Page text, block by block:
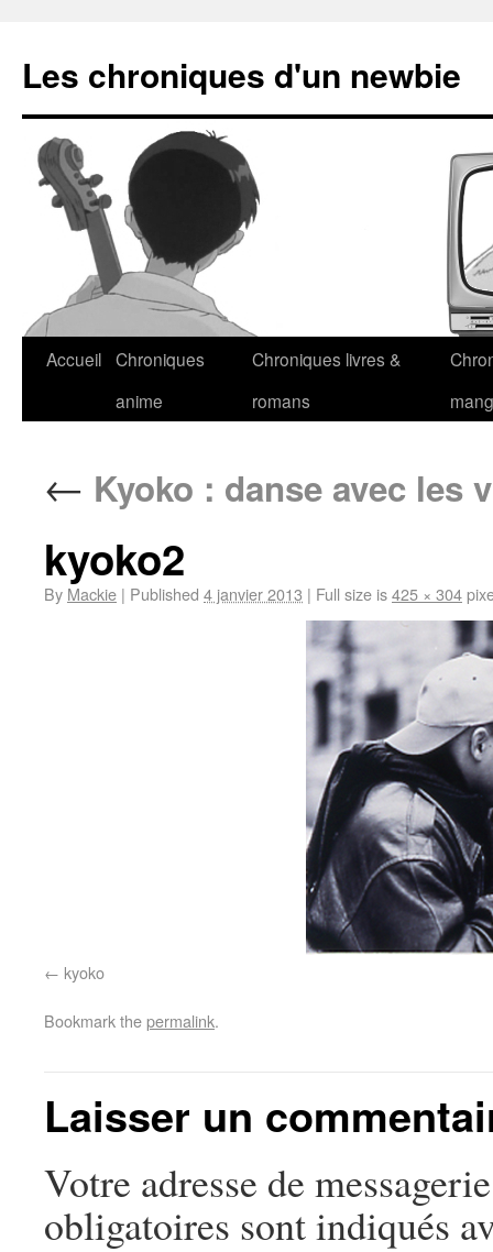
Les chroniques d'un newbie
Accueil Chroniques
anime
Chroniques livres &
romans
← Kyoko : danse avec les
kyoko2
By Mackie | Published 4 janvier 2013 | Full size is425 × 304
kyoko
Bookmark thepermalink.
Laisser un
Votre adresse de
obligatoires sont indiqués